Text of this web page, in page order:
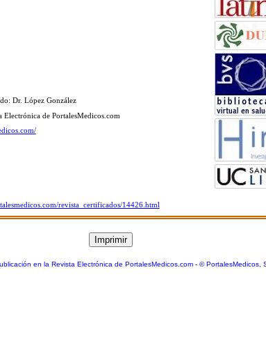
Dr. López González
de PortalesMedicos.com
revista_certificados/14426.html
en la Revista Electrónica de PortalesMedicos.com- © PortalesMedicos,